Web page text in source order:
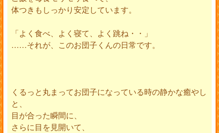
体つきもしっかり安定しています。
「よく食べ、よく寝て、よく跳ね・・」
……それが、このお団子くんの日常です。
くるっと丸まってお団子になっている時の静かな癒やし
と、
目が合った瞬間に、
さらに目を見開いて、